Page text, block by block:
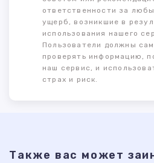
ответственности за
ущерб, возникшие в
использования нашего
Пользователи должны
проверять информацию,
наш сервис, и
страх и риск.
Также ваc может